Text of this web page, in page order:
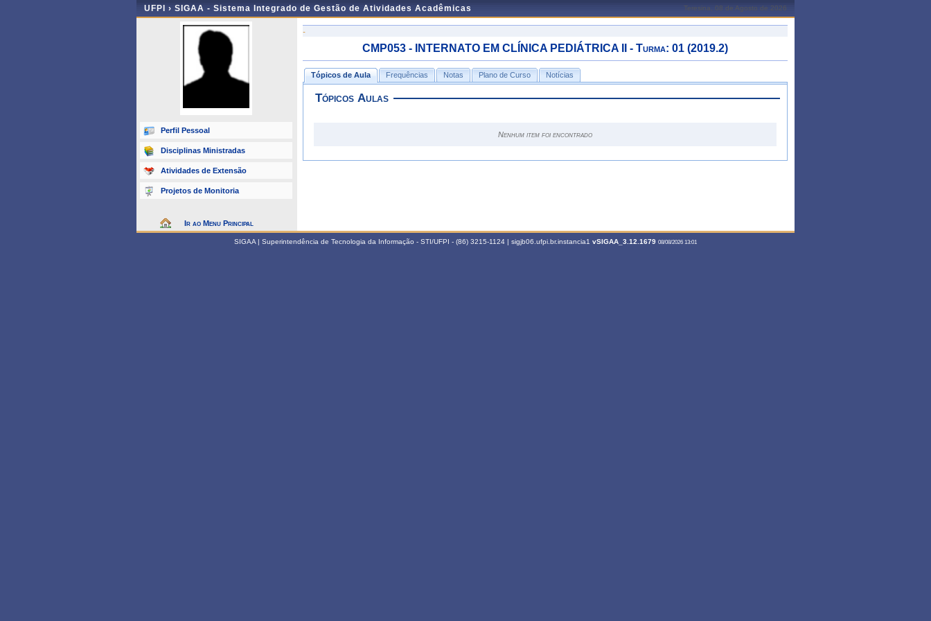
UFPI › SIGAA - Sistema Integrado de Gestão de Atividades Acadêmicas Teresina, 08 de Agosto de 2026
Perfil Pessoal
Disciplinas Ministradas
Atividades de Extensão
Projetos de Monitoria
Ir ao Menu Principal
-
CMP053 - INTERNATO EM CLÍNICA PEDIÁTRICA II - Turma: 01 (2019.2)
Tópicos de Aula Frequências Notas Plano de Curso Notícias
Tópicos Aulas
Nenhum item foi encontrado
SIGAA | Superintendência de Tecnologia da Informação - STI/UFPI - (86) 3215-1124 | sigjb06.ufpi.br.instancia1 vSIGAA_3.12.1679 08/08/2026 13:01